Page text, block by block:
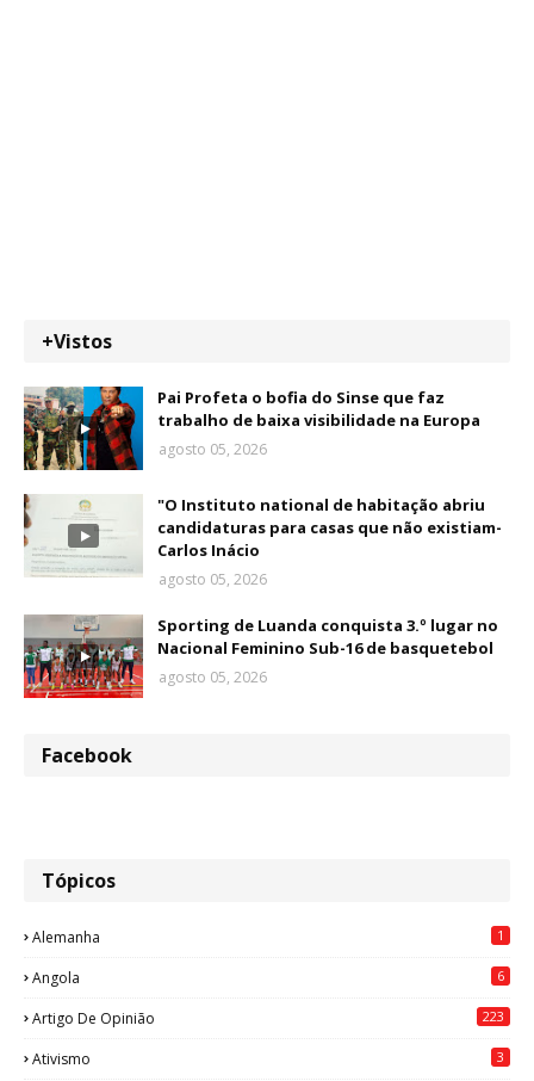
+Vistos
Pai Profeta o bofia do Sinse que faz
trabalho de baixa visibilidade na Europa
agosto 05, 2026
"O Instituto national de habitação abriu
candidaturas para casas que não existiam-
Carlos Inácio
agosto 05, 2026
Sporting de Luanda conquista 3.º lugar no
Nacional Feminino Sub-16 de basquetebol
agosto 05, 2026
Facebook
Tópicos
Alemanha 1
Angola 6
Artigo De Opinião 223
Ativismo 3